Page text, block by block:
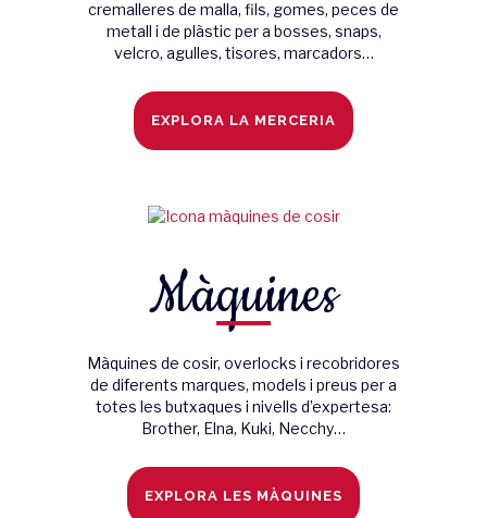
cremalleres de malla, fils, gomes, peces de
metall i de plàstic per a bosses, snaps,
velcro, agulles, tisores, marcadors…
EXPLORA LA MERCERIA
Màquines
Màquines de cosir, overlocks i recobridores
de diferents marques, models i preus per a
totes les butxaques i nivells d’expertesa:
Brother, Elna, Kuki, Necchy…
EXPLORA LES MÀQUINES